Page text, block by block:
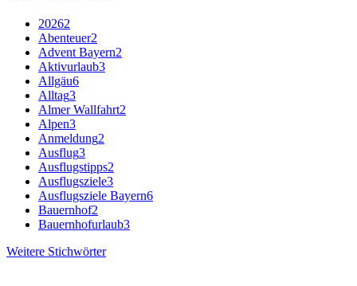
20262
Abenteuer2
Advent Bayern2
Aktivurlaub3
Allgäu6
Alltag3
Almer Wallfahrt2
Alpen3
Anmeldung2
Ausflug3
Ausflugstipps2
Ausflugsziele3
Ausflugsziele Bayern6
Bauernhof2
Bauernhofurlaub3
Weitere Stichwörter